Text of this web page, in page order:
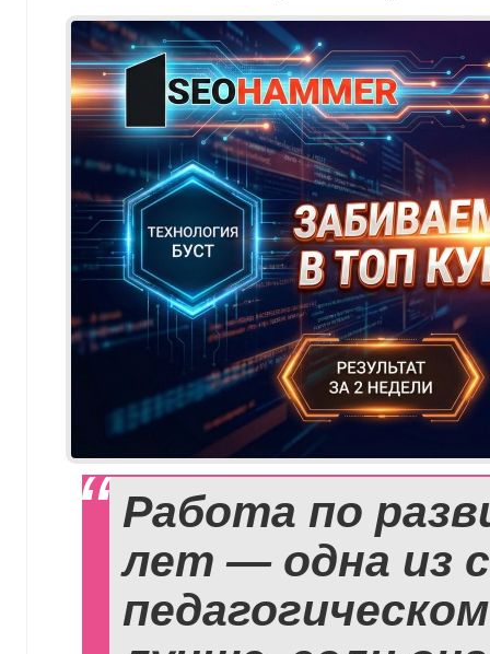
Работа по
лет — одна из